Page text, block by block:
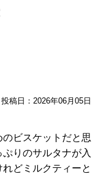
投稿日： 2026年06月05日
ビスケットだと思
りのサルタナが入
どミルクティーと